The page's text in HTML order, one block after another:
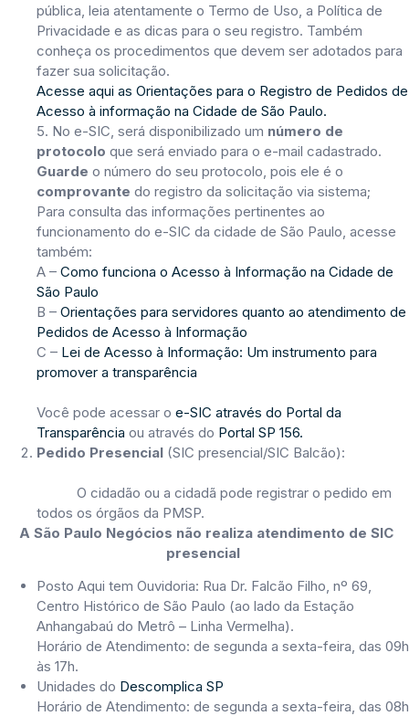
pública, leia atentamente o Termo de Uso, a Política de
Privacidade e as dicas para o seu registro. Também
conheça os procedimentos que devem ser adotados para
fazer sua solicitação.
Acesse aqui as Orientações para o Registro de Pedidos de
Acesso à informação na Cidade de São Paulo.
5. No e-SIC, será disponibilizado um número de
protocolo que será enviado para o e-mail cadastrado.
Guarde o número do seu protocolo, pois ele é o
comprovante do registro da solicitação via sistema;
Para consulta das informações pertinentes ao
funcionamento do e-SIC da cidade de São Paulo, acesse
também:
A – Como funciona o Acesso à Informação na Cidade de
São Paulo
B – Orientações para servidores quanto ao atendimento de
Pedidos de Acesso à Informação
C – Lei de Acesso à Informação: Um instrumento para
promover a transparência
Você pode acessar o e-SIC através do Portal da
Transparência ou através do Portal SP 156.
Pedido Presencial (SIC presencial/SIC Balcão):
O cidadão ou a cidadã pode registrar o pedido em
todos os órgãos da PMSP.
A São Paulo Negócios não realiza atendimento de SIC
presencial
Posto Aqui tem Ouvidoria: Rua Dr. Falcão Filho, nº 69,
Centro Histórico de São Paulo (ao lado da Estação
Anhangabaú do Metrô – Linha Vermelha).
Horário de Atendimento: de segunda a sexta-feira, das 09h
às 17h.
Unidades do Descomplica SP
Horário de Atendimento: de segunda a sexta-feira, das 08h